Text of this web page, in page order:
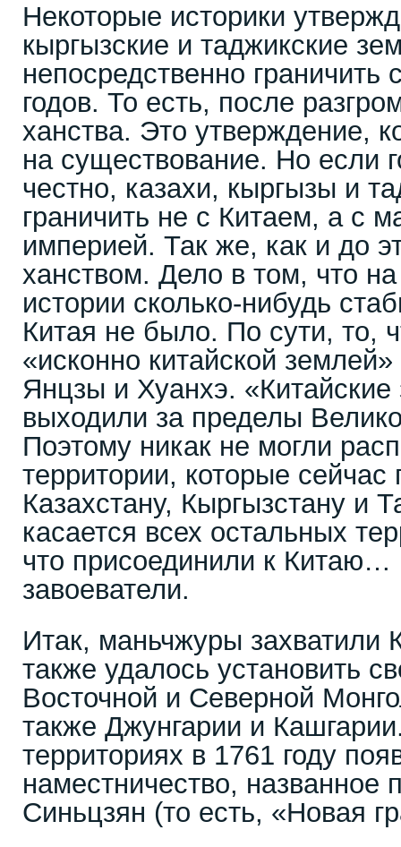
Некоторые историки
кыргызские и таджикские
непосредственно граничить
годов. То есть, после
ханства. Это утверждение,
на существование. Но если
честно, казахи, кыргызы и
граничить не с Китаем, а с
империей. Так же, как и до
ханством. Дело в том, что
истории сколько-нибудь
Китая не было. По сути, то,
«исконно китайской
Янцзы и Хуанхэ.
выходили за пределы
Поэтому никак не могли
территории, которые сейчас
Казахстану, Кыргызстану и
касается всех остальных
что присоединили к
завоеватели.
Итак, маньчжуры захватили
также удалось установить
Восточной и Северной
также Джунгарии и
территориях в 1761 году
наместничество, названное
Синьцзян (то есть, «Новая